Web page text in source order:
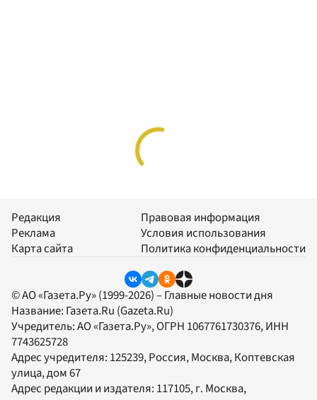
Редакция
Реклама
Карта сайта
Правовая информация
Условия использования
Политика конфиденциальности
© АО «Газета.Ру» (1999-2026) – Главные новости дня
Название: Газета.Ru (Gazeta.Ru)
Учредитель:АО «Газета.Ру», ОГРН 1067761730376, ИНН
7743625728
Адрес учредителя: 125239, Россия, Москва, Коптевская
улица, дом 67
Адрес редакции и издателя: 117105, г. Москва,